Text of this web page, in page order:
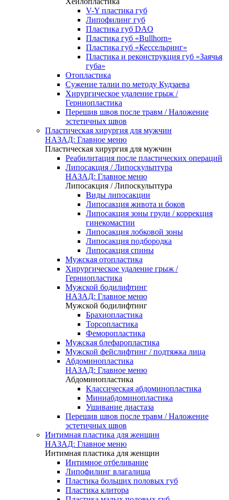
V-Y пластика губ
Липофилинг губ
Пластика губ DAO
Пластика губ «Bullhorn»
Пластика губ «Кессельринг»
Пластика и реконструкция губ «Заячья
губа»
Отопластика
Сужение талии по методу Кудзаева
Хирургическое удаление грыж /
Герниопластика
Перешив швов после травм / Наложение
эстетичных швов
Пластическая хирургия для мужчин
НАЗАД: Главное меню
Пластическая хирургия для мужчин
Реабилитация после пластических операций
Липосакция / Липоскульптура
НАЗАД: Главное меню
Липосакция / Липоскульптура
Виды липосакции
Липосакция живота и боков
Липосакция зоны груди / коррекция
гинекомастии
Липосакция лобковой зоны
Липосакция подбородка
Липосакция спины
Мужская отопластика
Хирургическое удаление грыж /
Герниопластика
Мужской бодилифтинг
НАЗАД: Главное меню
Мужской бодилифтинг
Брахиопластика
Торсопластика
Феморопластика
Мужская блефаропластика
Мужской фейслифтинг / подтяжка лица
Абдоминопластика
НАЗАД: Главное меню
Абдоминопластика
Классическая абдоминопластика
Миниабдоминопластика
Ушивание диастаза
Перешив швов после травм / Наложение
эстетичных швов
Интимная пластика для женщин
НАЗАД: Главное меню
Интимная пластика для женщин
Интимное отбеливание
Липофилинг влагалища
Пластика больших половых губ
Пластика клитора